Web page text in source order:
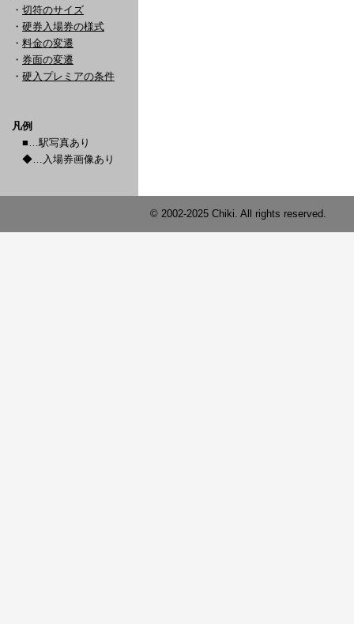
・ 切符のサイズ
・ 硬券入場券の様式
・ 料金の変遷
・ 券面の変遷
・ 硬入プレミアの条件
凡例
■…駅写真あり
◆…入場券画像あり
© 2002-2025 Chiki. All rights reserved.